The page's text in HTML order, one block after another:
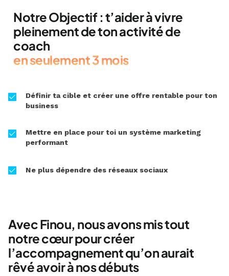
Notre Objectif : t’aider à vivre
pleinement de ton activité de
coach
en seulement 3 mois
Définir ta cible et créer une offre rentable pour ton
business
Mettre en place pour toi un système marketing
performant
Ne plus dépendre des réseaux sociaux
Avec Finou, nous avons mis tout
notre cœur pour créer
l’accompagnement qu’on aurait
rêvé avoir à nos débuts